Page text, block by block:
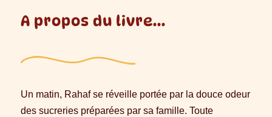
A propos du livre...
Un matin, Rahaf se réveille portée par la douce odeur
des sucreries préparées par sa famille. Toute